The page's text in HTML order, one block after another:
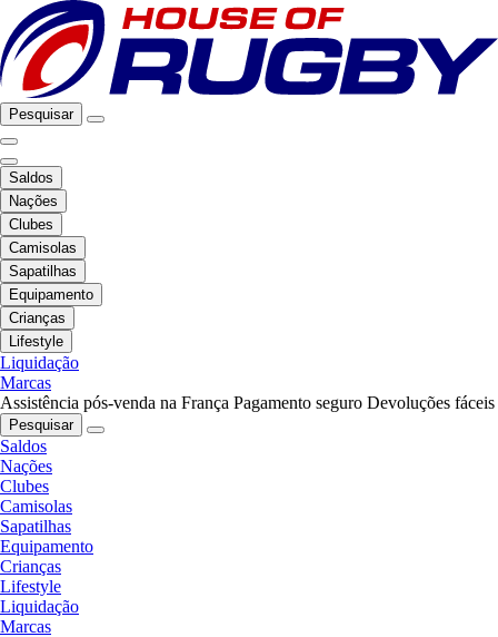
Pesquisar
Saldos
Nações
Clubes
Camisolas
Sapatilhas
Equipamento
Crianças
Lifestyle
Liquidação
Marcas
Assistência pós-venda na França Pagamento seguro Devoluções fáceis
Pesquisar
Saldos
Nações
Clubes
Camisolas
Sapatilhas
Equipamento
Crianças
Lifestyle
Liquidação
Marcas